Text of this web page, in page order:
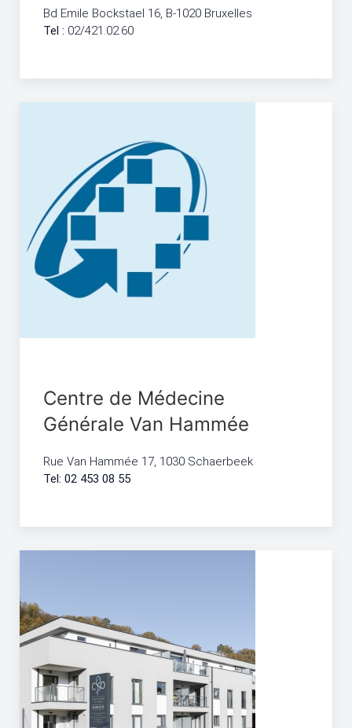
Bd Emile Bockstael 16, B-1020 Bruxelles
Tel : 02/421.02.60
Centre de Médecine
Générale Van Hammée
Rue Van Hammée 17, 1030 Schaerbeek
Tel: 02 453 08 55